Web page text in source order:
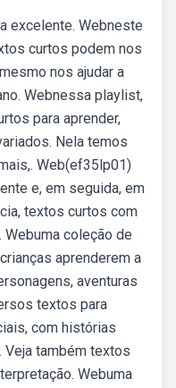
excelente. Webneste
curtos podem nos
nos ajudar a
Webnessa playlist,
para aprender,
Nela temos
Web(ef35lp01)
e, em seguida, em
textos curtos com
coleção de
aprenderem a
aventuras
textos para
com histórias
também textos
Webuma